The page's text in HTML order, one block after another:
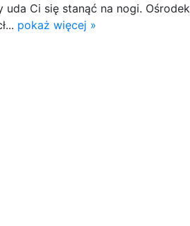
Ci się stanąć na nogi. Ośrodek
pokaż więcej »